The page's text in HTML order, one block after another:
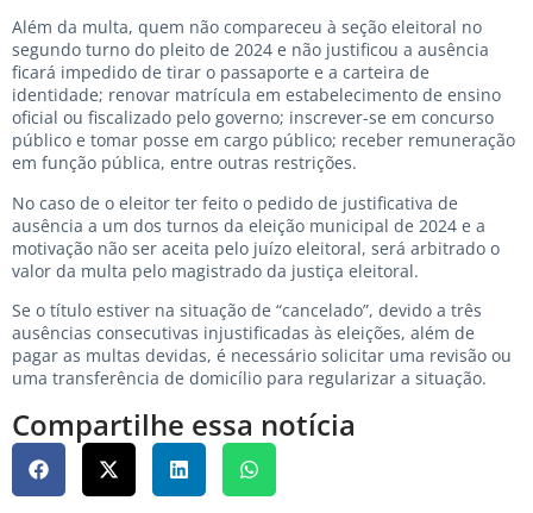
Além da multa, quem não compareceu à seção eleitoral no
segundo turno do pleito de 2024 e não justificou a ausência
ficará impedido de tirar o passaporte e a carteira de
identidade; renovar matrícula em estabelecimento de ensino
oficial ou fiscalizado pelo governo; inscrever-se em concurso
público e tomar posse em cargo público; receber remuneração
em função pública, entre outras restrições.
No caso de o eleitor ter feito o pedido de justificativa de
ausência a um dos turnos da eleição municipal de 2024 e a
motivação não ser aceita pelo juízo eleitoral, será arbitrado o
valor da multa pelo magistrado da justiça eleitoral.
Se o título estiver na situação de “cancelado”, devido a três
ausências consecutivas injustificadas às eleições, além de
pagar as multas devidas, é necessário solicitar uma revisão ou
uma transferência de domicílio para regularizar a situação.
Compartilhe essa notícia